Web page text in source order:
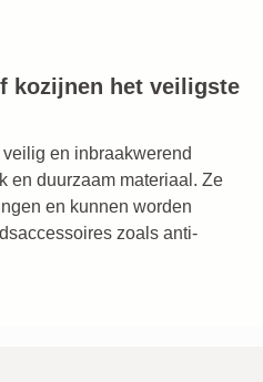
kozijnen het veiligste
en inbraakwerend
en duurzaam materiaal. Ze
en kunnen worden
zoals anti-